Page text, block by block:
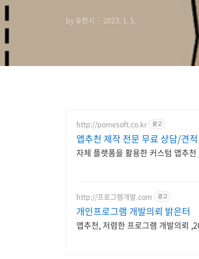
by 유한시 2023. 1. 5.
http://pomesoft.co.kr 광고
앱추천 제작 전문 무료 상담/견
자체 플랫폼을 활용한 커스텀 앱추
http://프로그램개발.com 광고
개인프로그램 개발의뢰 밝은터
앱추천, 저렴한 프로그램 개발의뢰